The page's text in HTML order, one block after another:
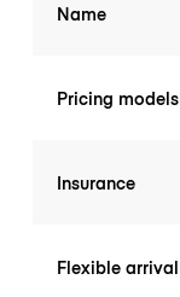
Name
Pricing models
Insurance
Flexible arrival